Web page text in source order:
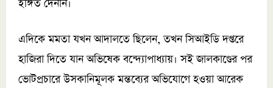
ইঙ্গিত দেননি।
এদিকে মমতা যখন আদালতে ছিলেন, তখন সিআইডি দপ্তরে
হাজিরা দিতে যান অভিষেক বন্দ্যোপাধ্যায়। সই জালকাণ্ডের পর
ভোটপ্রচারে উসকানিমূলক মন্তব্যের অভিযোগে হওয়া আরেক